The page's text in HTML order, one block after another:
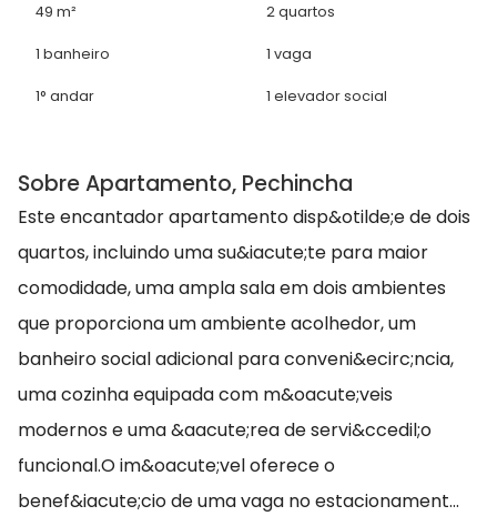
49 m² 2 quartos
1 banheiro 1 vaga
1° andar 1 elevador social
Sobre Apartamento, Pechincha
Este encantador apartamento disp&otilde;e de dois
quartos, incluindo uma su&iacute;te para maior
comodidade, uma ampla sala em dois ambientes
que proporciona um ambiente acolhedor, um
banheiro social adicional para conveni&ecirc;ncia,
uma cozinha equipada com m&oacute;veis
modernos e uma &aacute;rea de servi&ccedil;o
funcional.O im&oacute;vel oferece o
benef&iacute;cio de uma vaga no estacionament...